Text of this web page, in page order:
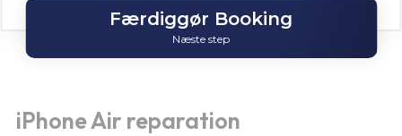
Færdiggør Booking
Næste step
iPhone Air reparation